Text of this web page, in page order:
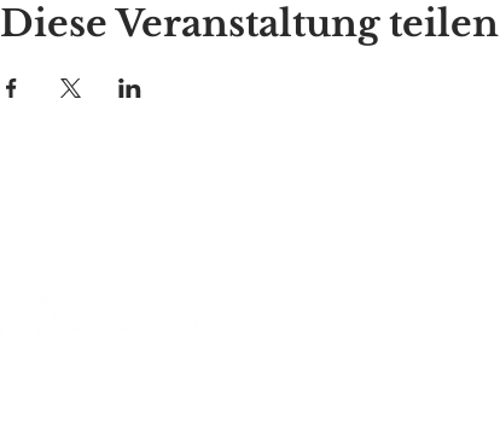
Diese Veranstaltung teilen